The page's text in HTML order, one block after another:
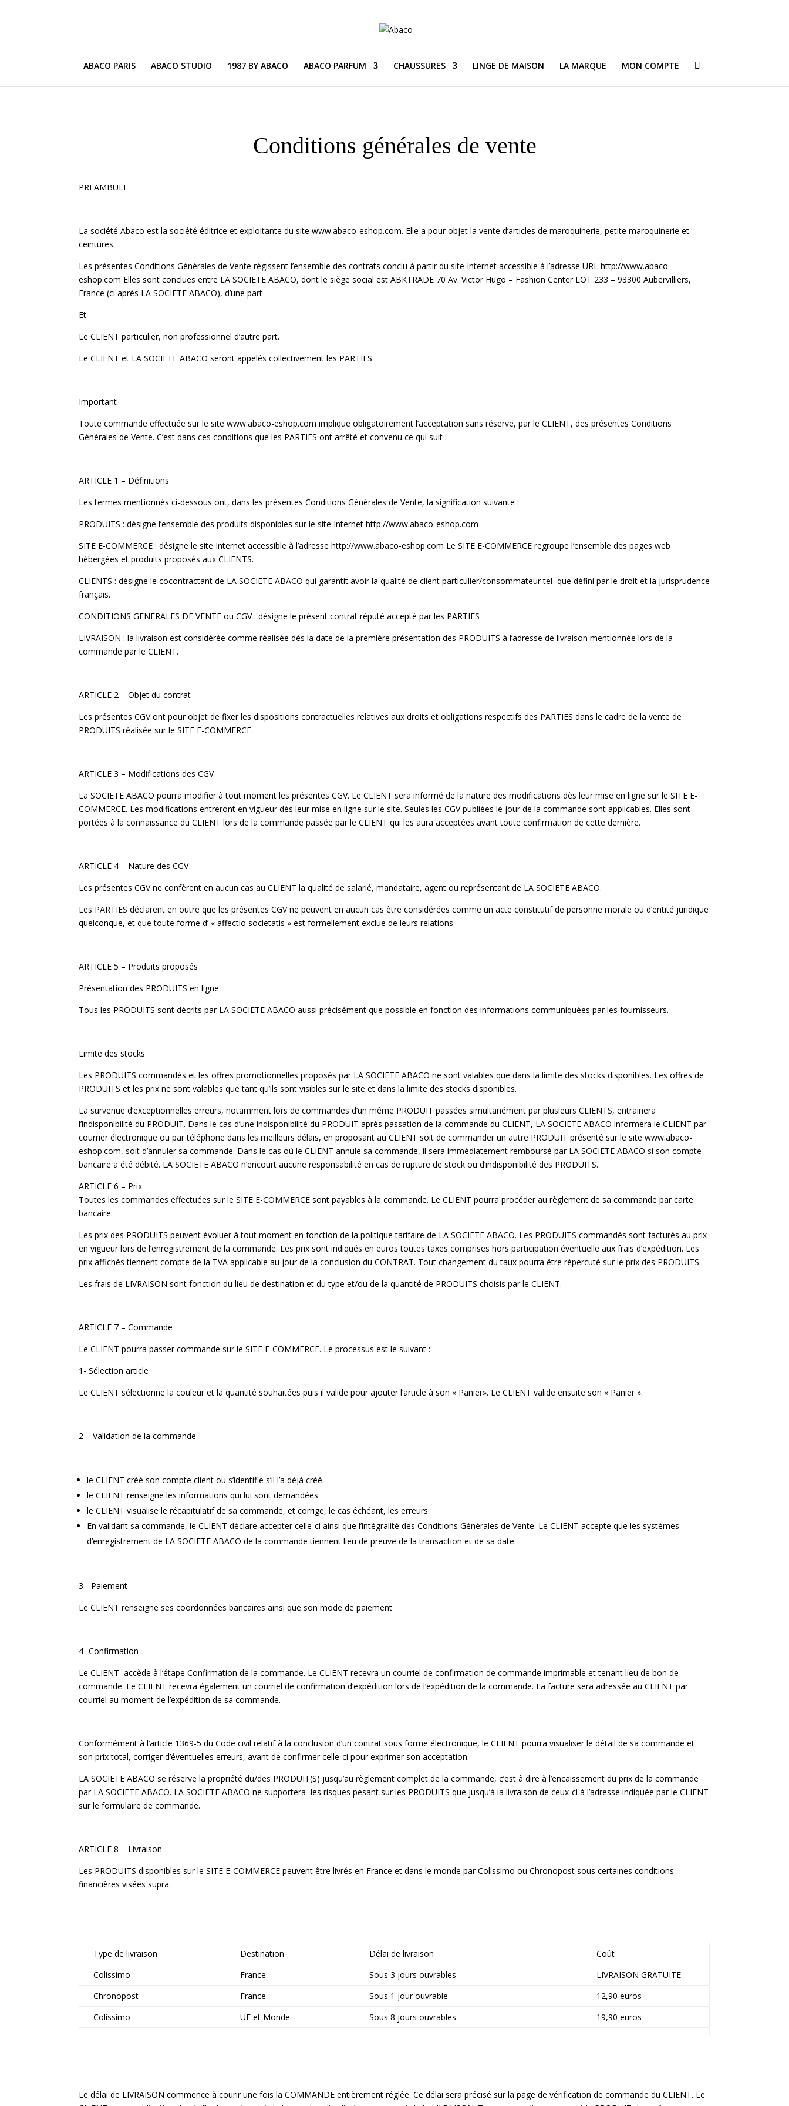
ABACO PARIS ABACO STUDIO 1987 BY ABACO ABACO PARFUM CHAUSSURES LINGE DE MAISON LA MARQUE MON COMPTE
Conditions générales de vente
PREAMBULE
La société Abaco est la société éditrice et exploitante du site www.abaco-eshop.com. Elle a pour objet la vente d’articles de maroquinerie, petite maroquinerie et
ceintures.
Les présentes Conditions Générales de Vente régissent l’ensemble des contrats conclu à partir du site Internet accessible à l’adresse URL http://www.abaco-
eshop.com Elles sont conclues entre LA SOCIETE ABACO, dont le siège social est ABKTRADE 70 Av. Victor Hugo – Fashion Center LOT 233 – 93300 Aubervilliers,
France (ci après LA SOCIETE ABACO), d’une part
Et
Le CLIENT particulier, non professionnel d’autre part.
Le CLIENT et LA SOCIETE ABACO seront appelés collectivement les PARTIES.
Important
Toute commande effectuée sur le site www.abaco-eshop.com implique obligatoirement l’acceptation sans réserve, par le CLIENT, des présentes Conditions
Générales de Vente. C’est dans ces conditions que les PARTIES ont arrêté et convenu ce qui suit :
ARTICLE 1 – Définitions
Les termes mentionnés ci-dessous ont, dans les présentes Conditions Générales de Vente, la signification suivante :
PRODUITS : désigne l’ensemble des produits disponibles sur le site Internet http://www.abaco-eshop.com
SITE E-COMMERCE : désigne le site Internet accessible à l’adresse http://www.abaco-eshop.com Le SITE E-COMMERCE regroupe l’ensemble des pages web
hébergées et produits proposés aux CLIENTS.
CLIENTS : désigne le cocontractant de LA SOCIETE ABACO qui garantit avoir la qualité de client particulier/consommateur tel que défini par le droit et la jurisprudence
français.
CONDITIONS GENERALES DE VENTE ou CGV : désigne le présent contrat réputé accepté par les PARTIES
LIVRAISON : la livraison est considérée comme réalisée dès la date de la première présentation des PRODUITS à l’adresse de livraison mentionnée lors de la
commande par le CLIENT.
ARTICLE 2 – Objet du contrat
Les présentes CGV ont pour objet de fixer les dispositions contractuelles relatives aux droits et obligations respectifs des PARTIES dans le cadre de la vente de
PRODUITS réalisée sur le SITE E-COMMERCE.
ARTICLE 3 – Modifications des CGV
La SOCIETE ABACO pourra modifier à tout moment les présentes CGV. Le CLIENT sera informé de la nature des modifications dès leur mise en ligne sur le SITE E-
COMMERCE. Les modifications entreront en vigueur dès leur mise en ligne sur le site. Seules les CGV publiées le jour de la commande sont applicables. Elles sont
portées à la connaissance du CLIENT lors de la commande passée par le CLIENT qui les aura acceptées avant toute confirmation de cette dernière.
ARTICLE 4 – Nature des CGV
Les présentes CGV ne confèrent en aucun cas au CLIENT la qualité de salarié, mandataire, agent ou représentant de LA SOCIETE ABACO.
Les PARTIES déclarent en outre que les présentes CGV ne peuvent en aucun cas être considérées comme un acte constitutif de personne morale ou d’entité juridique
quelconque, et que toute forme d’ « affectio societatis » est formellement exclue de leurs relations.
ARTICLE 5 – Produits proposés
Présentation des PRODUITS en ligne
Tous les PRODUITS sont décrits par LA SOCIETE ABACO aussi précisément que possible en fonction des informations communiquées par les fournisseurs.
Limite des stocks
Les PRODUITS commandés et les offres promotionnelles proposés par LA SOCIETE ABACO ne sont valables que dans la limite des stocks disponibles. Les offres de
PRODUITS et les prix ne sont valables que tant qu’ils sont visibles sur le site et dans la limite des stocks disponibles.
La survenue d’exceptionnelles erreurs, notamment lors de commandes d’un même PRODUIT passées simultanément par plusieurs CLIENTS, entrainera
l’indisponibilité du PRODUIT. Dans le cas d’une indisponibilité du PRODUIT après passation de la commande du CLIENT, LA SOCIETE ABACO informera le CLIENT par
courrier électronique ou par téléphone dans les meilleurs délais, en proposant au CLIENT soit de commander un autre PRODUIT présenté sur le site www.abaco-
eshop.com, soit d’annuler sa commande. Dans le cas où le CLIENT annule sa commande, il sera immédiatement remboursé par LA SOCIETE ABACO si son compte
bancaire a été débité. LA SOCIETE ABACO n’encourt aucune responsabilité en cas de rupture de stock ou d’indisponibilité des PRODUITS.
ARTICLE 6 – Prix
Toutes les commandes effectuées sur le SITE E-COMMERCE sont payables à la commande. Le CLIENT pourra procéder au règlement de sa commande par carte
bancaire.
Les prix des PRODUITS peuvent évoluer à tout moment en fonction de la politique tarifaire de LA SOCIETE ABACO. Les PRODUITS commandés sont facturés au prix
en vigueur lors de l’enregistrement de la commande. Les prix sont indiqués en euros toutes taxes comprises hors participation éventuelle aux frais d’expédition. Les
prix affichés tiennent compte de la TVA applicable au jour de la conclusion du CONTRAT. Tout changement du taux pourra être répercuté sur le prix des PRODUITS.
Les frais de LIVRAISON sont fonction du lieu de destination et du type et/ou de la quantité de PRODUITS choisis par le CLIENT.
ARTICLE 7 – Commande
Le CLIENT pourra passer commande sur le SITE E-COMMERCE. Le processus est le suivant :
1- Sélection article
Le CLIENT sélectionne la couleur et la quantité souhaitées puis il valide pour ajouter l’article à son « Panier». Le CLIENT valide ensuite son « Panier ».
2 – Validation de la commande
le CLIENT créé son compte client ou s’identifie s’il l’a déjà créé.
le CLIENT renseigne les informations qui lui sont demandées
le CLIENT visualise le récapitulatif de sa commande, et corrige, le cas échéant, les erreurs.
En validant sa commande, le CLIENT déclare accepter celle-ci ainsi que l’intégralité des Conditions Générales de Vente. Le CLIENT accepte que les systèmes
d’enregistrement de LA SOCIETE ABACO de la commande tiennent lieu de preuve de la transaction et de sa date.
3- Paiement
Le CLIENT renseigne ses coordonnées bancaires ainsi que son mode de paiement
4- Confirmation
Le CLIENT accède à l’étape Confirmation de la commande. Le CLIENT recevra un courriel de confirmation de commande imprimable et tenant lieu de bon de
commande. Le CLIENT recevra également un courriel de confirmation d’expédition lors de l’expédition de la commande. La facture sera adressée au CLIENT par
courriel au moment de l’expédition de sa commande.
Conformément à l’article 1369-5 du Code civil relatif à la conclusion d’un contrat sous forme électronique, le CLIENT pourra visualiser le détail de sa commande et
son prix total, corriger d’éventuelles erreurs, avant de confirmer celle-ci pour exprimer son acceptation.
LA SOCIETE ABACO se réserve la propriété du/des PRODUIT(S) jusqu’au règlement complet de la commande, c’est à dire à l’encaissement du prix de la commande
par LA SOCIETE ABACO. LA SOCIETE ABACO ne supportera les risques pesant sur les PRODUITS que jusqu’à la livraison de ceux-ci à l’adresse indiquée par le CLIENT
sur le formulaire de commande.
ARTICLE 8 – Livraison
Les PRODUITS disponibles sur le SITE E-COMMERCE peuvent être livrés en France et dans le monde par Colissimo ou Chronopost sous certaines conditions
financières visées supra.
Type de livraison Destination Délai de livraison
Coût
Colissimo
France Sous 3 jours ouvrables
LIVRAISON GRATUITE
Chronopost
France Sous 1 jour ouvrable
12,90 euros
Colissimo
UE et Monde Sous 8 jours ouvrables 19,90 euros
Le délai de LIVRAISON commence à courir une fois la COMMANDE entièrement réglée. Ce délai sera précisé sur la page de vérification de commande du CLIENT. Le